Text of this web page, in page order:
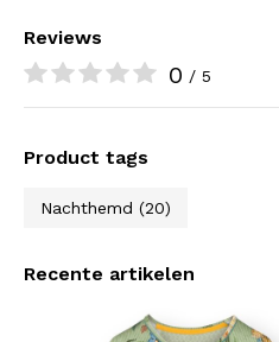
Reviews
0 / 5
Product tags
Nachthemd (20)
Recente artikelen